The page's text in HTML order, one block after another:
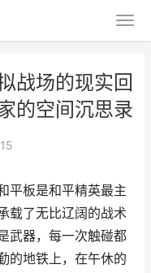
战场的现实回
的空间沉思录
平板是和平精英最主
载了无比辽阔的战术
武器，每一次触碰都
的地铁上，在午休的